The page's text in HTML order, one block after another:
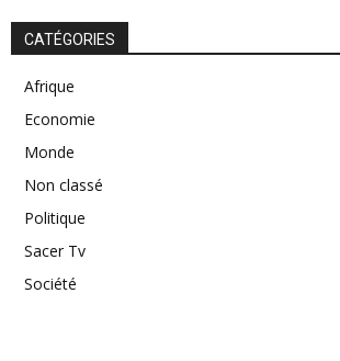
CATÉGORIES
Afrique
Economie
Monde
Non classé
Politique
Sacer Tv
Société